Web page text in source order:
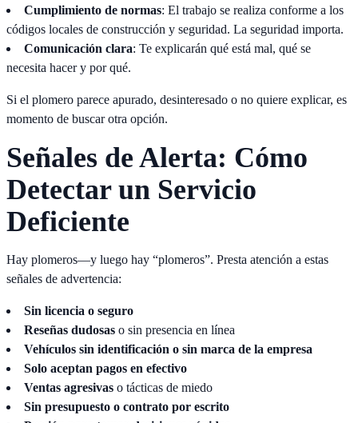
Cumplimiento de normas: El trabajo se realiza conforme a los
códigos locales de construcción y seguridad. La seguridad importa.
Comunicación clara: Te explicarán qué está mal, qué se
necesita hacer y por qué.
Si el plomero parece apurado, desinteresado o no quiere explicar, es
momento de buscar otra opción.
Señales de Alerta: Cómo
Detectar un Servicio
Deficiente
Hay plomeros—y luego hay “plomeros”. Presta atención a estas
señales de advertencia:
Sin licencia o seguro
Reseñas dudosas o sin presencia en línea
Vehículos sin identificación o sin marca de la empresa
Solo aceptan pagos en efectivo
Ventas agresivas o tácticas de miedo
Sin presupuesto o contrato por escrito